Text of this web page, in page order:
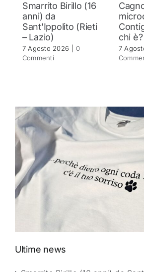
Smarrito Birillo (16
anni) da
Sant’Ippolito (Rieti
– Lazio)
7 Agosto 2026
0
Commenti
chi è?
7
Ultime news